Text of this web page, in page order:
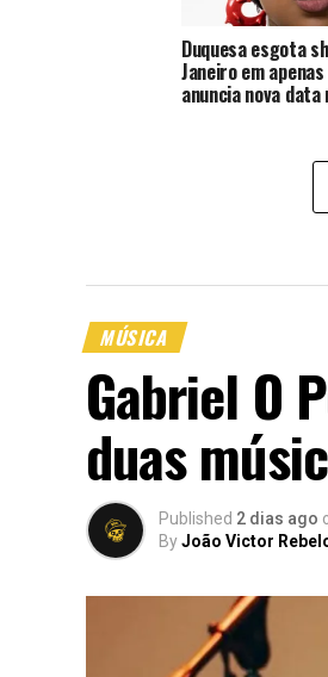
Duquesa esgota
Janeiro em
anuncia nova data
MÚSICA
Gabriel O
duas
Published 2 dias ago
ByJoão Victor